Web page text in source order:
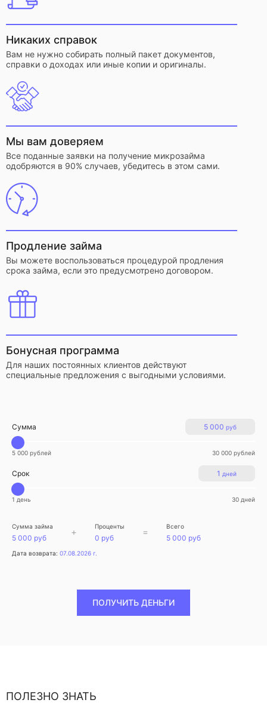
Никаких справок
Вам не нужно собирать полный пакет документов,
справки о доходах или иные копии и оригиналы.
Мы вам доверяем
Все поданные заявки на получение микрозайма
одобряются в 90% случаев, убедитесь в этом сами.
Продление займа
Вы можете воспользоваться процедурой продления
срока займа, если это предусмотрено договором.
Бонусная программа
Для наших постоянных клиентов действуют
специальные предложения с выгодными условиями.
5 000 руб
Сумма
5 000 рублей 30 000 рублей
1 дней
Срок
1 день 30 дней
Сумма займа
5 000 руб
+ Проценты
0 руб
= Всего
5 000 руб
Дата возврата: 07.08.2026 г.
ПОЛУЧИТЬ ДЕНЬГИ
ПОЛЕЗНО ЗНАТЬ